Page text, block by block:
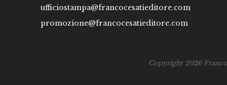
ufficiostampa@francocesatieditore.com
promozione@francocesatieditore.com
Copyright 2026